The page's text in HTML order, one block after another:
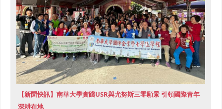
【新聞快訊】南華大學實踐USR與尤努斯三零願景 引領國際青年
深耕在地